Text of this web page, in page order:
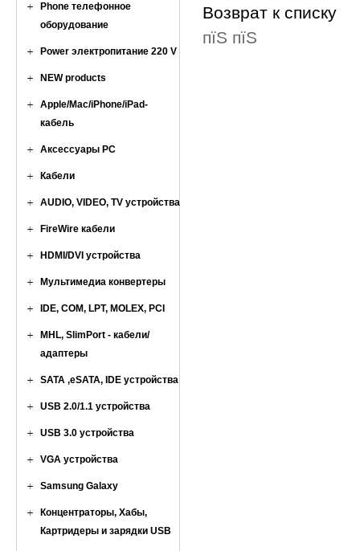
Phone телефонное
оборудование
Power электропитание 220 V
NEW products
Apple/Mac/iPhone/iPad-
кабель
Аксессуары PC
Кабели
AUDIO, VIDEO, TV устройства
FireWire кабели
HDMI/DVI устройства
Мультимедиа конвертеры
IDE, COM, LPT, MOLEX, PCI
MHL, SlimPort - кабели/
адаптеры
SATA ,eSATA, IDE устройства
USB 2.0/1.1 устройства
USB 3.0 устройства
VGA устройства
Samsung Galaxy
Концентраторы, Хабы,
Картридеры и зарядки USB
Возврат к списку
пїЅ пїЅ